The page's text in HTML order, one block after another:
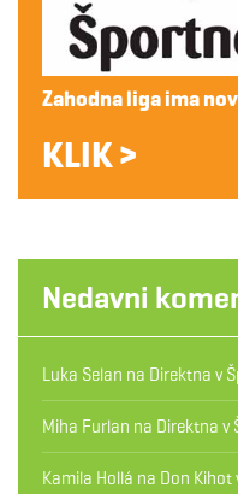
Zahodna liga ima
KLIK >
Nedavni
Luka Selan na Direktna v
Miha Furlan na Direktna v
Kamila Hollá na Don Kihot